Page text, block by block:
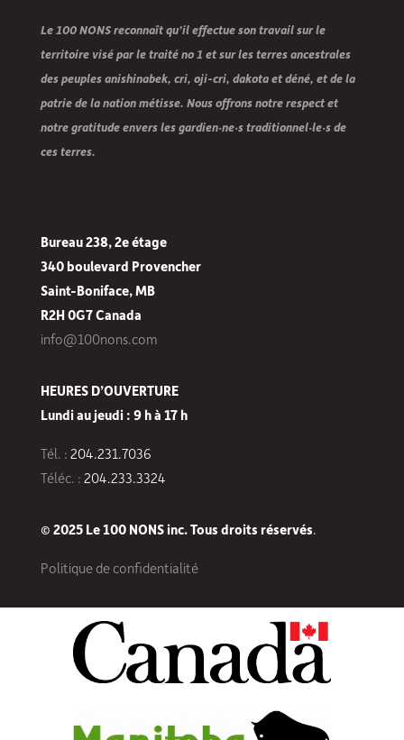
Le 100 NONS reconnaît qu’il effectue son travail sur le
territoire visé par le traité no 1 et sur les terres ancestrales
des peuples anishinabek, cri, oji-cri, dakota et déné, et de la
patrie de la nation métisse. Nous offrons notre respect et
notre gratitude envers les gardien·ne·s traditionnel·le·s de
ces terres.
Bureau 238, 2e étage
340 boulevard Provencher
Saint-Boniface, MB
R2H 0G7 Canada
info@100nons.com
HEURES D’OUVERTURE
Lundi au jeudi : 9 h à 17 h
Tél. : 204.231.7036
Téléc. : 204.233.3324
© 2025 Le 100 NONS inc. Tous droits réservés.
Politique de confidentialité